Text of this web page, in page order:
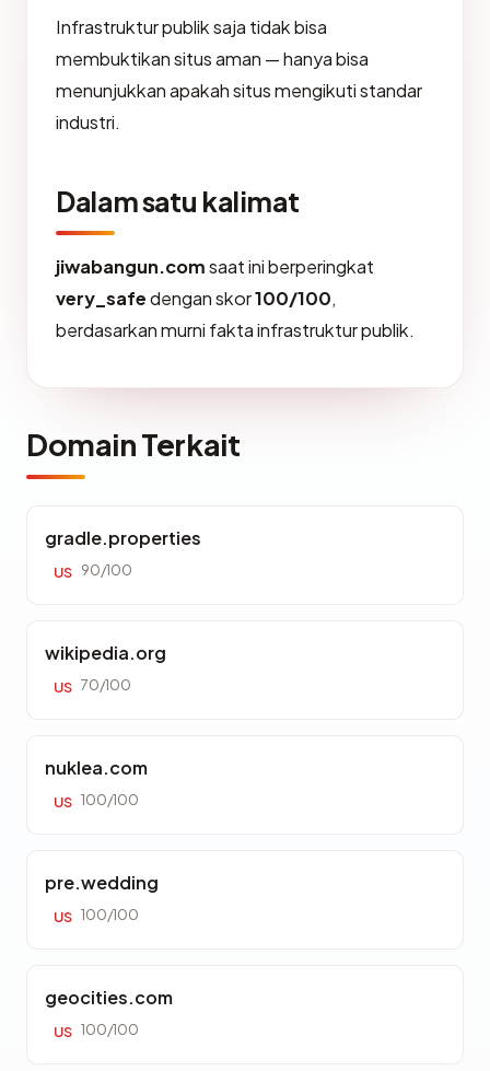
Infrastruktur publik saja tidak bisa
membuktikan situs aman — hanya bisa
menunjukkan apakah situs mengikuti standar
industri.
Dalam satu kalimat
jiwabangun.comsaat ini berperingkat
very_safedengan skor100/100,
berdasarkan murni fakta infrastruktur publik.
Domain Terkait
gradle.properties
US 90/100
wikipedia.org
US 70/100
nuklea.com
US 100/100
pre.wedding
US 100/100
geocities.com
US 100/100